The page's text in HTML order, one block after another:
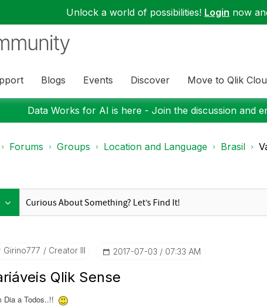
Unlock a world of possibilities! Login now
Blogs Events Discover Move to Qlik
Data Works for AI is here - Join the discussion and
Forums Groups Location and Language Brasil
Girino777 Creator III ‎2017-07-03 07:33 AM
Qlik Sense
Dia a Todos..!!